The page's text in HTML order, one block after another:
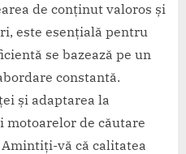
de conținut valoros și
este esențială pentru
se bazează pe un
constantă.
și adaptarea la
de căutare
vă că calitatea